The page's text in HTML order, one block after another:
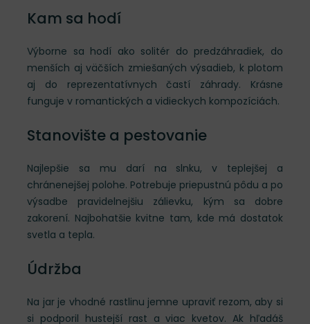
Kam sa hodí
Výborne sa hodí ako solitér do predzáhradiek, do
menších aj väčších zmiešaných výsadieb, k plotom
aj do reprezentatívnych častí záhrady. Krásne
funguje v romantických a vidieckych kompozíciách.
Stanovište a pestovanie
Najlepšie sa mu darí na slnku, v teplejšej a
chránenejšej polohe. Potrebuje priepustnú pôdu a po
výsadbe pravidelnejšiu zálievku, kým sa dobre
zakorení. Najbohatšie kvitne tam, kde má dostatok
svetla a tepla.
Údržba
Na jar je vhodné rastlinu jemne upraviť rezom, aby si
si podporil hustejší rast a viac kvetov. Ak hľadáš